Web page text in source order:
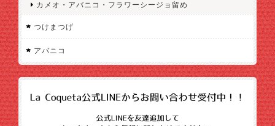
カメオ・アバニコ・フラワーシージョ留め
つけまつげ
アバニコ